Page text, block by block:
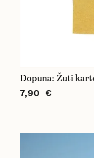
Dopuna: Žuti
7,90 €